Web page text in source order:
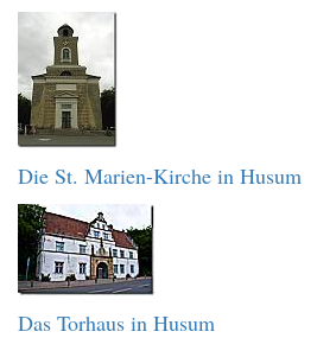
Die St. Marien-Kirche in Husum
Das Torhaus in Husum